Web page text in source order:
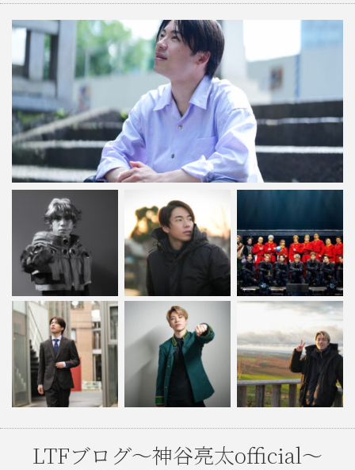
LTFブログ〜神谷亮太official〜